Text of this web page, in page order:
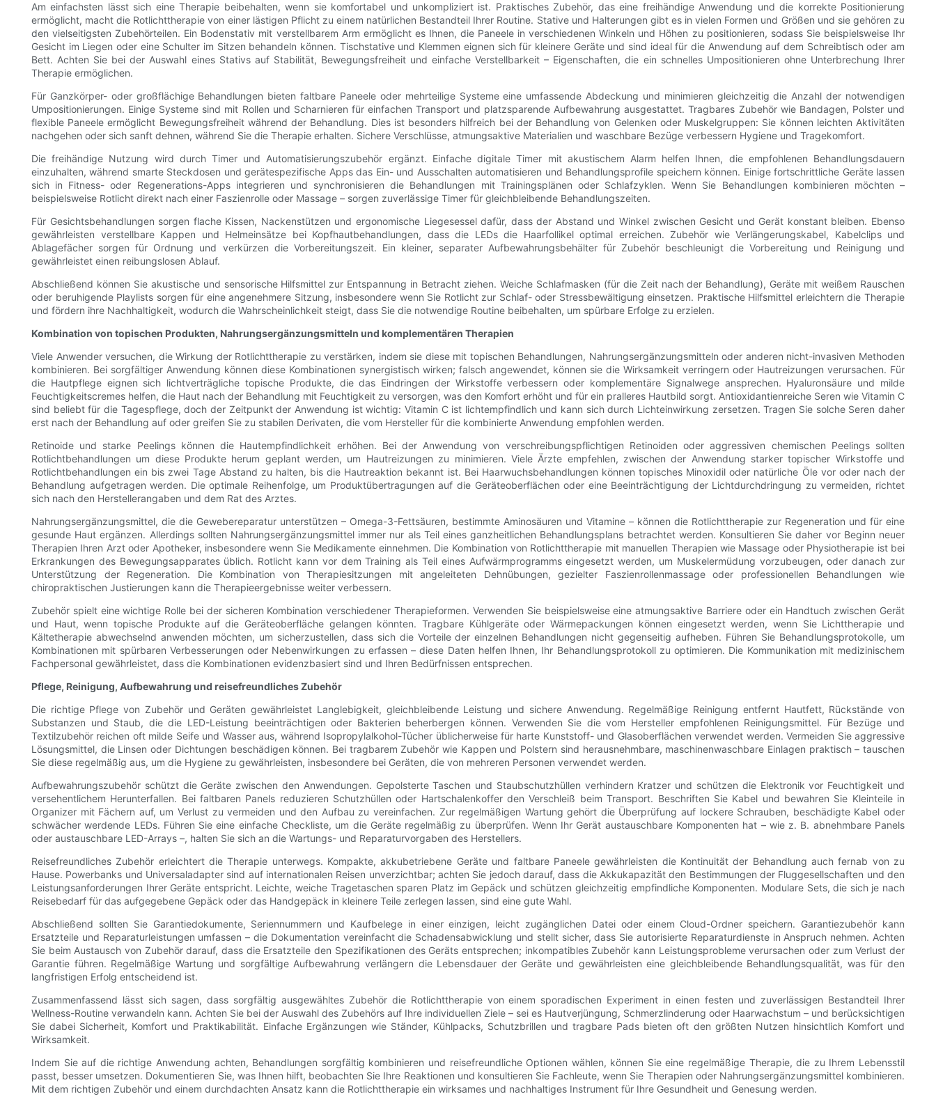
Am einfachsten lässt sich eine Therapie beibehalten, wenn sie komfortabel und unkompliziert ist. Praktisches Zubehör, das eine freihändige Anwendung und die korrekte Positionierung
ermöglicht, macht die Rotlichttherapie von einer lästigen Pflicht zu einem natürlichen Bestandteil Ihrer Routine. Stative und Halterungen gibt es in vielen Formen und Größen und sie gehören zu
den vielseitigsten Zubehörteilen. Ein Bodenstativ mit verstellbarem Arm ermöglicht es Ihnen, die Paneele in verschiedenen Winkeln und Höhen zu positionieren, sodass Sie beispielsweise Ihr
Gesicht im Liegen oder eine Schulter im Sitzen behandeln können. Tischstative und Klemmen eignen sich für kleinere Geräte und sind ideal für die Anwendung auf dem Schreibtisch oder am
Bett. Achten Sie bei der Auswahl eines Stativs auf Stabilität, Bewegungsfreiheit und einfache Verstellbarkeit – Eigenschaften, die ein schnelles Umpositionieren ohne Unterbrechung Ihrer
Therapie ermöglichen.
Für Ganzkörper- oder großflächige Behandlungen bieten faltbare Paneele oder mehrteilige Systeme eine umfassende Abdeckung und minimieren gleichzeitig die Anzahl der notwendigen
Umpositionierungen. Einige Systeme sind mit Rollen und Scharnieren für einfachen Transport und platzsparende Aufbewahrung ausgestattet. Tragbares Zubehör wie Bandagen, Polster und
flexible Paneele ermöglicht Bewegungsfreiheit während der Behandlung. Dies ist besonders hilfreich bei der Behandlung von Gelenken oder Muskelgruppen: Sie können leichten Aktivitäten
nachgehen oder sich sanft dehnen, während Sie die Therapie erhalten. Sichere Verschlüsse, atmungsaktive Materialien und waschbare Bezüge verbessern Hygiene und Tragekomfort.
Die freihändige Nutzung wird durch Timer und Automatisierungszubehör ergänzt. Einfache digitale Timer mit akustischem Alarm helfen Ihnen, die empfohlenen Behandlungsdauern
einzuhalten, während smarte Steckdosen und gerätespezifische Apps das Ein- und Ausschalten automatisieren und Behandlungsprofile speichern können. Einige fortschrittliche Geräte lassen
sich in Fitness- oder Regenerations-Apps integrieren und synchronisieren die Behandlungen mit Trainingsplänen oder Schlafzyklen. Wenn Sie Behandlungen kombinieren möchten –
beispielsweise Rotlicht direkt nach einer Faszienrolle oder Massage – sorgen zuverlässige Timer für gleichbleibende Behandlungszeiten.
Für Gesichtsbehandlungen sorgen flache Kissen, Nackenstützen und ergonomische Liegesessel dafür, dass der Abstand und Winkel zwischen Gesicht und Gerät konstant bleiben. Ebenso
gewährleisten verstellbare Kappen und Helmeinsätze bei Kopfhautbehandlungen, dass die LEDs die Haarfollikel optimal erreichen. Zubehör wie Verlängerungskabel, Kabelclips und
Ablagefächer sorgen für Ordnung und verkürzen die Vorbereitungszeit. Ein kleiner, separater Aufbewahrungsbehälter für Zubehör beschleunigt die Vorbereitung und Reinigung und
gewährleistet einen reibungslosen Ablauf.
Abschließend können Sie akustische und sensorische Hilfsmittel zur Entspannung in Betracht ziehen. Weiche Schlafmasken (für die Zeit nach der Behandlung), Geräte mit weißem Rauschen
oder beruhigende Playlists sorgen für eine angenehmere Sitzung, insbesondere wenn Sie Rotlicht zur Schlaf- oder Stressbewältigung einsetzen. Praktische Hilfsmittel erleichtern die Therapie
und fördern ihre Nachhaltigkeit, wodurch die Wahrscheinlichkeit steigt, dass Sie die notwendige Routine beibehalten, um spürbare Erfolge zu erzielen.
Kombination von topischen Produkten, Nahrungsergänzungsmitteln und komplementären Therapien
Viele Anwender versuchen, die Wirkung der Rotlichttherapie zu verstärken, indem sie diese mit topischen Behandlungen, Nahrungsergänzungsmitteln oder anderen nicht-invasiven Methoden
kombinieren. Bei sorgfältiger Anwendung können diese Kombinationen synergistisch wirken; falsch angewendet, können sie die Wirksamkeit verringern oder Hautreizungen verursachen. Für
die Hautpflege eignen sich lichtverträgliche topische Produkte, die das Eindringen der Wirkstoffe verbessern oder komplementäre Signalwege ansprechen. Hyaluronsäure und milde
Feuchtigkeitscremes helfen, die Haut nach der Behandlung mit Feuchtigkeit zu versorgen, was den Komfort erhöht und für ein pralleres Hautbild sorgt. Antioxidantienreiche Seren wie Vitamin C
sind beliebt für die Tagespflege, doch der Zeitpunkt der Anwendung ist wichtig: Vitamin C ist lichtempfindlich und kann sich durch Lichteinwirkung zersetzen. Tragen Sie solche Seren daher
erst nach der Behandlung auf oder greifen Sie zu stabilen Derivaten, die vom Hersteller für die kombinierte Anwendung empfohlen werden.
Retinoide und starke Peelings können die Hautempfindlichkeit erhöhen. Bei der Anwendung von verschreibungspflichtigen Retinoiden oder aggressiven chemischen Peelings sollten
Rotlichtbehandlungen um diese Produkte herum geplant werden, um Hautreizungen zu minimieren. Viele Ärzte empfehlen, zwischen der Anwendung starker topischer Wirkstoffe und
Rotlichtbehandlungen ein bis zwei Tage Abstand zu halten, bis die Hautreaktion bekannt ist. Bei Haarwuchsbehandlungen können topisches Minoxidil oder natürliche Öle vor oder nach der
Behandlung aufgetragen werden. Die optimale Reihenfolge, um Produktübertragungen auf die Geräteoberflächen oder eine Beeinträchtigung der Lichtdurchdringung zu vermeiden, richtet
sich nach den Herstellerangaben und dem Rat des Arztes.
Nahrungsergänzungsmittel, die die Gewebereparatur unterstützen – Omega-3-Fettsäuren, bestimmte Aminosäuren und Vitamine – können die Rotlichttherapie zur Regeneration und für eine
gesunde Haut ergänzen. Allerdings sollten Nahrungsergänzungsmittel immer nur als Teil eines ganzheitlichen Behandlungsplans betrachtet werden. Konsultieren Sie daher vor Beginn neuer
Therapien Ihren Arzt oder Apotheker, insbesondere wenn Sie Medikamente einnehmen. Die Kombination von Rotlichttherapie mit manuellen Therapien wie Massage oder Physiotherapie ist bei
Erkrankungen des Bewegungsapparates üblich. Rotlicht kann vor dem Training als Teil eines Aufwärmprogramms eingesetzt werden, um Muskelermüdung vorzubeugen, oder danach zur
Unterstützung der Regeneration. Die Kombination von Therapiesitzungen mit angeleiteten Dehnübungen, gezielter Faszienrollenmassage oder professionellen Behandlungen wie
chiropraktischen Justierungen kann die Therapieergebnisse weiter verbessern.
Zubehör spielt eine wichtige Rolle bei der sicheren Kombination verschiedener Therapieformen. Verwenden Sie beispielsweise eine atmungsaktive Barriere oder ein Handtuch zwischen Gerät
und Haut, wenn topische Produkte auf die Geräteoberfläche gelangen könnten. Tragbare Kühlgeräte oder Wärmepackungen können eingesetzt werden, wenn Sie Lichttherapie und
Kältetherapie abwechselnd anwenden möchten, um sicherzustellen, dass sich die Vorteile der einzelnen Behandlungen nicht gegenseitig aufheben. Führen Sie Behandlungsprotokolle, um
Kombinationen mit spürbaren Verbesserungen oder Nebenwirkungen zu erfassen – diese Daten helfen Ihnen, Ihr Behandlungsprotokoll zu optimieren. Die Kommunikation mit medizinischem
Fachpersonal gewährleistet, dass die Kombinationen evidenzbasiert sind und Ihren Bedürfnissen entsprechen.
Pflege, Reinigung, Aufbewahrung und reisefreundliches Zubehör
Die richtige Pflege von Zubehör und Geräten gewährleistet Langlebigkeit, gleichbleibende Leistung und sichere Anwendung. Regelmäßige Reinigung entfernt Hautfett, Rückstände von
Substanzen und Staub, die die LED-Leistung beeinträchtigen oder Bakterien beherbergen können. Verwenden Sie die vom Hersteller empfohlenen Reinigungsmittel. Für Bezüge und
Textilzubehör reichen oft milde Seife und Wasser aus, während Isopropylalkohol-Tücher üblicherweise für harte Kunststoff- und Glasoberflächen verwendet werden. Vermeiden Sie aggressive
Lösungsmittel, die Linsen oder Dichtungen beschädigen können. Bei tragbarem Zubehör wie Kappen und Polstern sind herausnehmbare, maschinenwaschbare Einlagen praktisch – tauschen
Sie diese regelmäßig aus, um die Hygiene zu gewährleisten, insbesondere bei Geräten, die von mehreren Personen verwendet werden.
Aufbewahrungszubehör schützt die Geräte zwischen den Anwendungen. Gepolsterte Taschen und Staubschutzhüllen verhindern Kratzer und schützen die Elektronik vor Feuchtigkeit und
versehentlichem Herunterfallen. Bei faltbaren Panels reduzieren Schutzhüllen oder Hartschalenkoffer den Verschleiß beim Transport. Beschriften Sie Kabel und bewahren Sie Kleinteile in
Organizer mit Fächern auf, um Verlust zu vermeiden und den Aufbau zu vereinfachen. Zur regelmäßigen Wartung gehört die Überprüfung auf lockere Schrauben, beschädigte Kabel oder
schwächer werdende LEDs. Führen Sie eine einfache Checkliste, um die Geräte regelmäßig zu überprüfen. Wenn Ihr Gerät austauschbare Komponenten hat – wie z. B. abnehmbare Panels
oder austauschbare LED-Arrays –, halten Sie sich an die Wartungs- und Reparaturvorgaben des Herstellers.
Reisefreundliches Zubehör erleichtert die Therapie unterwegs. Kompakte, akkubetriebene Geräte und faltbare Paneele gewährleisten die Kontinuität der Behandlung auch fernab von zu
Hause. Powerbanks und Universaladapter sind auf internationalen Reisen unverzichtbar; achten Sie jedoch darauf, dass die Akkukapazität den Bestimmungen der Fluggesellschaften und den
Leistungsanforderungen Ihrer Geräte entspricht. Leichte, weiche Tragetaschen sparen Platz im Gepäck und schützen gleichzeitig empfindliche Komponenten. Modulare Sets, die sich je nach
Reisebedarf für das aufgegebene Gepäck oder das Handgepäck in kleinere Teile zerlegen lassen, sind eine gute Wahl.
Abschließend sollten Sie Garantiedokumente, Seriennummern und Kaufbelege in einer einzigen, leicht zugänglichen Datei oder einem Cloud-Ordner speichern. Garantiezubehör kann
Ersatzteile und Reparaturleistungen umfassen – die Dokumentation vereinfacht die Schadensabwicklung und stellt sicher, dass Sie autorisierte Reparaturdienste in Anspruch nehmen. Achten
Sie beim Austausch von Zubehör darauf, dass die Ersatzteile den Spezifikationen des Geräts entsprechen; inkompatibles Zubehör kann Leistungsprobleme verursachen oder zum Verlust der
Garantie führen. Regelmäßige Wartung und sorgfältige Aufbewahrung verlängern die Lebensdauer der Geräte und gewährleisten eine gleichbleibende Behandlungsqualität, was für den
langfristigen Erfolg entscheidend ist.
Zusammenfassend lässt sich sagen, dass sorgfältig ausgewähltes Zubehör die Rotlichttherapie von einem sporadischen Experiment in einen festen und zuverlässigen Bestandteil Ihrer
Wellness-Routine verwandeln kann. Achten Sie bei der Auswahl des Zubehörs auf Ihre individuellen Ziele – sei es Hautverjüngung, Schmerzlinderung oder Haarwachstum – und berücksichtigen
Sie dabei Sicherheit, Komfort und Praktikabilität. Einfache Ergänzungen wie Ständer, Kühlpacks, Schutzbrillen und tragbare Pads bieten oft den größten Nutzen hinsichtlich Komfort und
Wirksamkeit.
Indem Sie auf die richtige Anwendung achten, Behandlungen sorgfältig kombinieren und reisefreundliche Optionen wählen, können Sie eine regelmäßige Therapie, die zu Ihrem Lebensstil
passt, besser umsetzen. Dokumentieren Sie, was Ihnen hilft, beobachten Sie Ihre Reaktionen und konsultieren Sie Fachleute, wenn Sie Therapien oder Nahrungsergänzungsmittel kombinieren.
Mit dem richtigen Zubehör und einem durchdachten Ansatz kann die Rotlichttherapie ein wirksames und nachhaltiges Instrument für Ihre Gesundheit und Genesung werden.